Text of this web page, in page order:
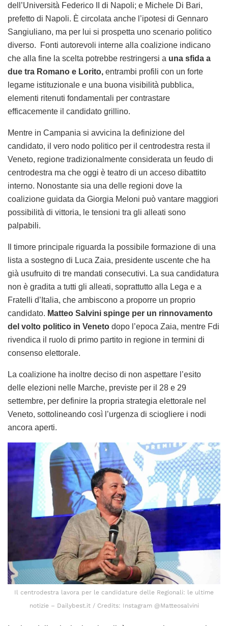
dell’Università Federico II di Napoli; e Michele Di Bari,
prefetto di Napoli. È circolata anche l’ipotesi di Gennaro
Sangiuliano, ma per lui si prospetta uno scenario politico
diverso. Fonti autorevoli interne alla coalizione indicano
che alla fine la scelta potrebbe restringersi a una sfida a
due tra Romano e Lorito, entrambi profili con un forte
legame istituzionale e una buona visibilità pubblica,
elementi ritenuti fondamentali per contrastare
efficacemente il candidato grillino.
Mentre in Campania si avvicina la definizione del
candidato, il vero nodo politico per il centrodestra resta il
Veneto, regione tradizionalmente considerata un feudo di
centrodestra ma che oggi è teatro di un acceso dibattito
interno. Nonostante sia una delle regioni dove la
coalizione guidata da Giorgia Meloni può vantare maggiori
possibilità di vittoria, le tensioni tra gli alleati sono
palpabili.
Il timore principale riguarda la possibile formazione di una
lista a sostegno di Luca Zaia, presidente uscente che ha
già usufruito di tre mandati consecutivi. La sua candidatura
non è gradita a tutti gli alleati, soprattutto alla Lega e a
Fratelli d’Italia, che ambiscono a proporre un proprio
candidato. Matteo Salvini spinge per un rinnovamento
del volto politico in Veneto dopo l’epoca Zaia, mentre Fdi
rivendica il ruolo di primo partito in regione in termini di
consenso elettorale.
La coalizione ha inoltre deciso di non aspettare l’esito
delle elezioni nelle Marche, previste per il 28 e 29
settembre, per definire la propria strategia elettorale nel
Veneto, sottolineando così l’urgenza di sciogliere i nodi
ancora aperti.
Il centrodestra lavora per le candidature delle Regionali: le ultime
notizie – Dailybest.it / Credits: Instagram @Matteosalvini